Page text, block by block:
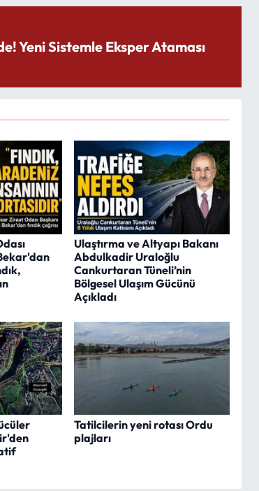
Yeni Sistemle Eksper Ataması
Ulaştırma ve Altyapı Bakanı
Abdulkadir Uraloğlu
Cankurtaran Tüneli’nin
Bölgesel Ulaşım Gücünü
Açıkladı
Tatilcilerin yeni rotası Ordu
plajları